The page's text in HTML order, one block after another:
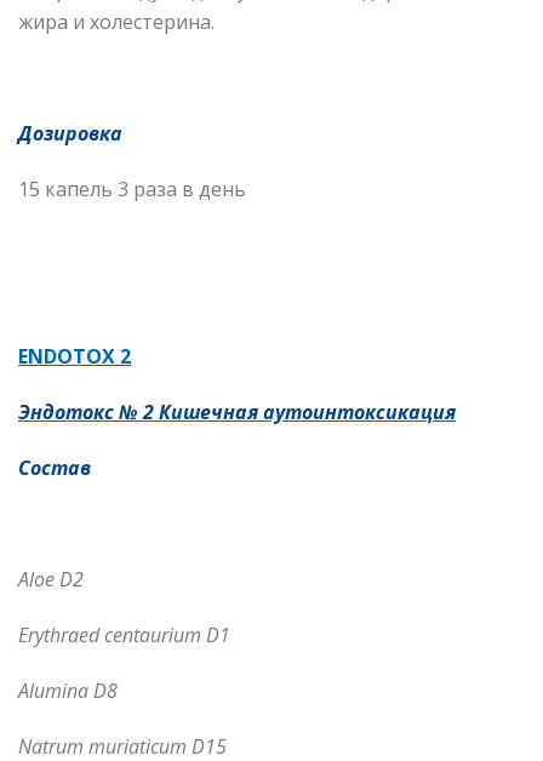
жира и холестерина.
Дозировка
15 капель 3 раза в день
ENDOTOX 2
Эндотокс № 2 Кишечная аутоинтоксикация
Состав
AloeD2
Erythraed centaurium D1
Alumina D8
Natrum muriaticum D15